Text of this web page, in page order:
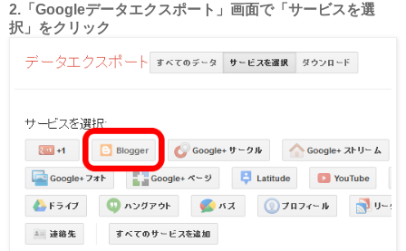
2.「Googleデータエクスポート」画面で「サービスを選
択」をクリック